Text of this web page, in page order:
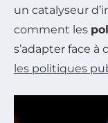
un catalyseur
comment les
s’adapter face à
les politiques